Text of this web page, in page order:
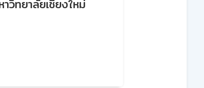
วิทยาลัยเชียงใหม่